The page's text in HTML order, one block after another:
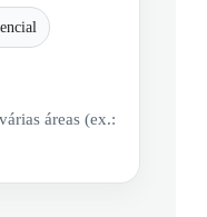
áreas (ex.: